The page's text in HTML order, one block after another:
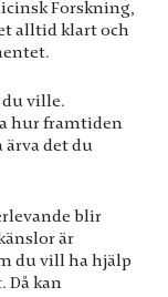
Forskning,
alltid klart och
du ville.
hur framtiden
ärva det du
blir
är
du vill ha hjälp
Då kan